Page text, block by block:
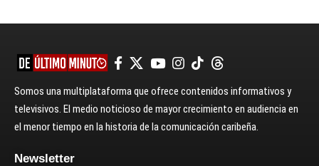
Somos una multiplataforma que ofrece contenidos informativos y
televisivos. El medio noticioso de mayor crecimiento en audiencia en
el menor tiempo en la historia de la comunicación caribeña.
Newsletter